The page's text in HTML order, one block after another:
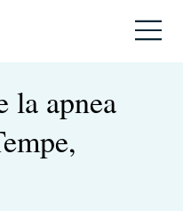
la apnea